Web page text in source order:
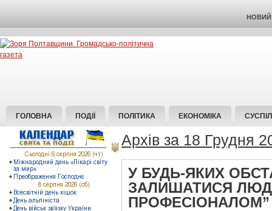
НОВИЙ
ГОЛОВНА ПОДІЇ ПОЛІТИКА ЕКОНОМІКА
Архів за 18 Грудня
У БУДЬ-ЯКИХ
ЗАЛИШАТИСЯ
ПРОФЕСІОНАЛОМ”